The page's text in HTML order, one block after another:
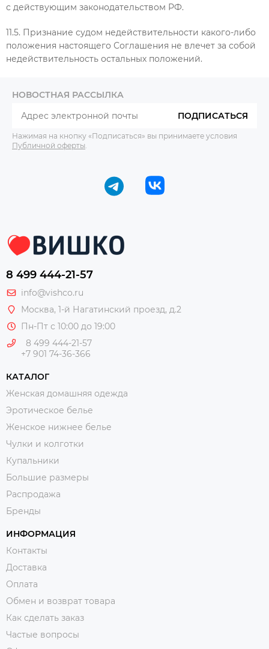
с действующим законодательством РФ.
11.5. Признание судом недействительности какого-либо
положения настоящего Соглашения не влечет за собой
недействительность остальных положений.
НОВОСТНАЯ РАССЫЛКА
ПОДПИСАТЬСЯ
Нажимая на кнопку «Подписаться» вы принимаете условия
Публичной оферты
8 499 444-21-57
info@vishco.ru
Москва, 1-й Нагатинский проезд, д.2
Пн-Пт с 10:00 до 19:00
8 499 444-21-57
+7 901 74-36-366
КАТАЛОГ
Женская домашняя одежда
Эротическое белье
Женское нижнее белье
Чулки и колготки
Купальники
Большие размеры
Распродажа
Бренды
ИНФОРМАЦИЯ
Контакты
Доставка
Оплата
Обмен и возврат товара
Как сделать заказ
Частые вопросы